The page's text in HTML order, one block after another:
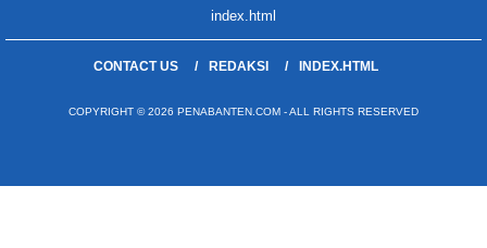
index.html
CONTACT US REDAKSI INDEX.HTML
COPYRIGHT © 2026 PENABANTEN.COM - ALL RIGHTS RESERVED